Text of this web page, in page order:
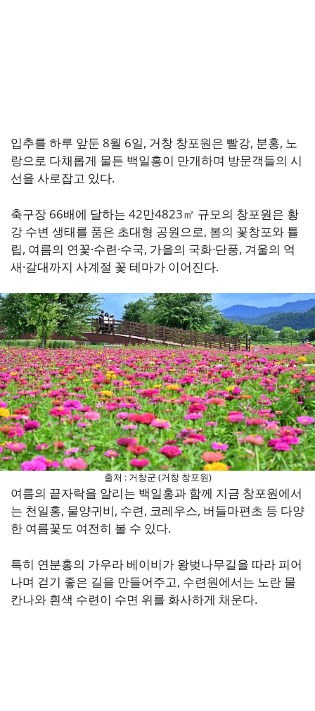
입추를 하루 앞둔 8월 6일, 거창 창포원은 빨강, 분홍, 노
랑으로 다채롭게 물든 백일홍이 만개하며 방문객들의 시
선을 사로잡고 있다.
축구장 66배에 달하는 42만4823㎡ 규모의 창포원은 황
강 수변 생태를 품은 초대형 공원으로, 봄의 꽃창포와 튤
립, 여름의 연꽃·수련·수국, 가을의 국화·단풍, 겨울의 억
새·갈대까지 사계절 꽃 테마가 이어진다.
출처 : 거창군 (거창 창포원)
여름의 끝자락을 알리는 백일홍과 함께 지금 창포원에서
는 천일홍, 물양귀비, 수련, 코레우스, 버들마편초 등 다양
한 여름꽃도 여전히 볼 수 있다.
특히 연분홍의 가우라 베이비가 왕벚나무길을 따라 피어
나며 걷기 좋은 길을 만들어주고, 수련원에서는 노란 물
칸나와 흰색 수련이 수면 위를 화사하게 채운다.